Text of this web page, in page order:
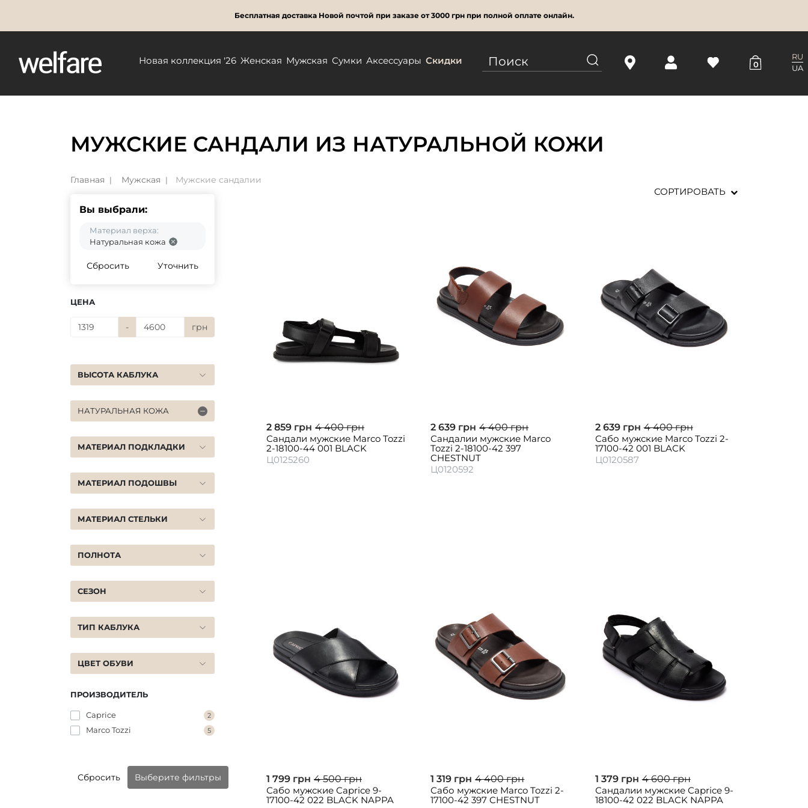
Бесплатная доставка Новой почтой при заказе от 3000 грн при полной оплате онлайн.
Новая коллекция '26 Женская Мужская Сумки Аксессуары Скидки 0
RU
UA
МУЖСКИЕ САНДАЛИ ИЗ НАТУРАЛЬНОЙ КОЖИ
Главная Мужская Мужские сандалии
Вы выбрали:
Материал верха:
Натуральная кожа
Сбросить Уточнить
ЦЕНА
- грн
ВЫСОТА КАБЛУКА
НАТУРАЛЬНАЯ КОЖА
МАТЕРИАЛ ПОДКЛАДКИ
МАТЕРИАЛ ПОДОШВЫ
МАТЕРИАЛ СТЕЛЬКИ
ПОЛНОТА
СЕЗОН
ТИП КАБЛУКА
ЦВЕТ ОБУВИ
ПРОИЗВОДИТЕЛЬ
Caprice 2
Marco Tozzi 5
Сбросить Выберите фильтры
СОРТИРОВАТЬ
2 859 грн 4 400 грн
Сандали мужские Marco Tozzi
2-18100-44 001 BLACK
Ц0125260
2 639 грн 4 400 грн
Сандалии мужские Marco
Tozzi 2-18100-42 397
CHESTNUT
Ц0120592
2 639 грн 4 400 грн
Сабо мужские Marco Tozzi 2-
17100-42 001 BLACK
Ц0120587
1 799 грн 4 500 грн
Сабо мужские Caprice 9-
17100-42 022 BLACK NAPPA
1 319 грн 4 400 грн
Сабо мужские Marco Tozzi 2-
17100-42 397 CHESTNUT
1 379 грн 4 600 грн
Сандалии мужские Caprice 9-
18100-42 022 BLACK NAPPA